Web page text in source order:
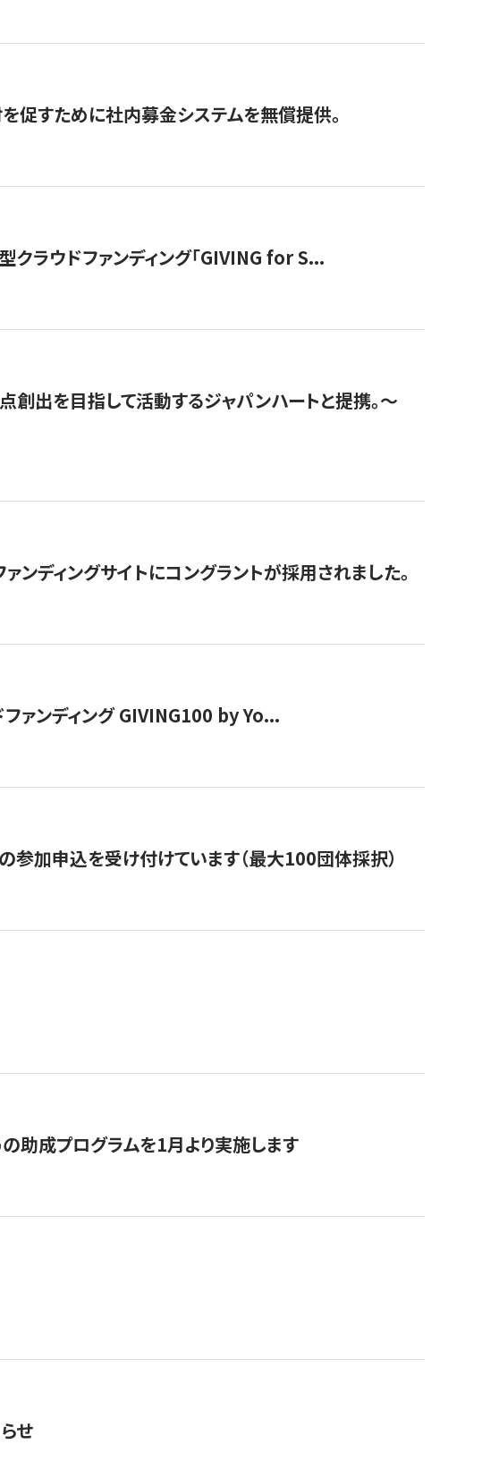
促すために社内募金システムを無償提供。
ラウドファンディング「GIVING for S...
出を目指して活動するジャパンハートと提携。〜
ディングサイトにコングラントが採用されました。
ァンディング GIVING100 by Yo...
加申込を受け付けています（最大100団体採択）
助成プログラムを1月より実施します
せ